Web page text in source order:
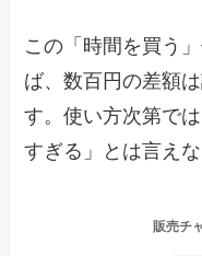
この「時間を買う
ば、数百円の差額
す。使い方次第で
すぎる」とは言えな